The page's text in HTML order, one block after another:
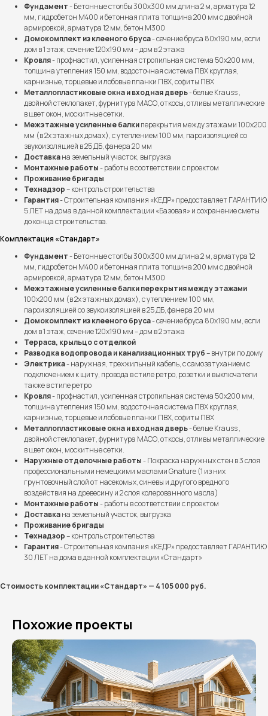
Фундамент- Бетонные столбы 300х300 мм длина 2 м, арматура 12
мм, гидробетон М400 и бетонная плита толщина 200 мм с двойной
армировкой, арматура 12 мм, бетон М300
Домокомплект из клееного бруса- сечение бруса 80х190 мм, если
дом в 1 этаж, сечение 120х190 мм – дом в 2 этажа
Кровля- профнастил, усиленная стропильная система 50х200 мм,
толщина утепления 150 мм, водосточная система ПВХ круглая,
карнизные, торцевые и лобовые планки ПВХ, софиты ПВХ
Металлопластиковые окна и входная дверь- белые Krauss ,
двойной стеклопакет, фурнитура МАСО, откосы, отливы металлические
в цвет окон, москитные сетки.
Межэтажные усиленные балкиперекрытия между этажами 100х200
мм (в 2х этажных домах), с утеплением 100 мм, пароизоляцией со
звукоизоляцией в 25 ДБ, фанера 20 мм
Доставкана земельный участок, выгрузка
Монтажные работы- работы в соответствии с проектом
Проживание бригады
Технадзор– контроль строительства
Гарантия- Строительная компания «КЕДР» предоставляет ГАРАНТИЮ
5 ЛЕТ на дома в данной комплектации «Базовая» и сохранение сметы
до конца строительства.
Комплектация «Стандарт»
Фундамент- Бетонные столбы 300х300 мм длина 2 м, арматура 12
мм, гидробетон М400 и бетонная плита толщина 200 мм с двойной
армировкой, арматура 12 мм, бетон М300
Межэтажные усиленные балки перекрытия между этажами
100х200 мм (в 2х этажных домах), с утеплением 100 мм,
пароизоляцией со звукоизоляцией в 25 ДБ, фанера 20 мм
Домокомплект из клееного бруса- сечение бруса 80х190 мм, если
дом в 1 этаж, сечение 120х190 мм – дом в 2 этажа
Терраса, крыльцо с отделкой
Разводка водопровода и канализационных труб– внутри по дому
Электрика- наружная, трехжильный кабель, с самозатуханием с
подключением к щиту, провода в стиле ретро, розетки и выключатели
также в стиле ретро
Кровля- профнастил, усиленная стропильная система 50х200 мм,
толщина утепления 150 мм, водосточная система ПВХ круглая,
карнизные, торцевые и лобовые планки ПВХ, софиты ПВХ
Металлопластиковые окна и входная дверь- белые Krauss ,
двойной стеклопакет, фурнитура МАСО, откосы, отливы металлические
в цвет окон, москитные сетки.
Наружные отделочные работы- Покраска наружных стен в 3 слоя
профессиональными немецкими маслами Gnature (1 из них
грунтовочный слой от насекомых, синевы и другого вредного
воздействия на древесину и 2 слоя колерованного масла)
Монтажные работы- работы в соответствии с проектом
Доставкана земельный участок, выгрузка
Проживание бригады
Технадзор– контроль строительства
Гарантия- Строительная компания «КЕДР» предоставляет ГАРАНТИЮ
30 ЛЕТ на дома в данной комплектации «Стандарт»
Стоимость комплектации «Стандарт» — 4 105 000 руб.
Похожие проекты
построили дом мечты
Выполненные проекты